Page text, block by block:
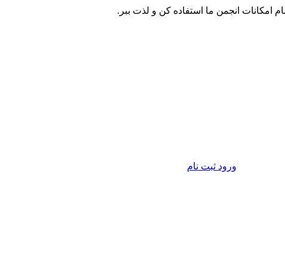
امکانات انجمن ما استفاده کن و لذت ببر.
ورود ثبت نام